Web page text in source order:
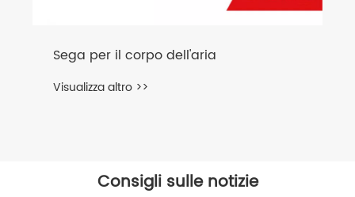
Sega per il corpo dell'aria
Visualizza altro >>
Consigli sulle notizie